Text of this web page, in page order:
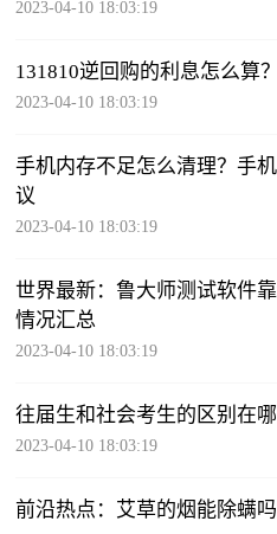
2023-04-10 18:03:19
131810逆回购的利息怎么算
2023-04-10 18:03:19
手机内存不足怎么清理？手
议
2023-04-10 18:03:19
世界最新：鲁大师测试软件
情况汇总
2023-04-10 18:03:19
往届生和社会考生的区别在
2023-04-10 18:03:19
前沿热点：艾草的烟能除螨